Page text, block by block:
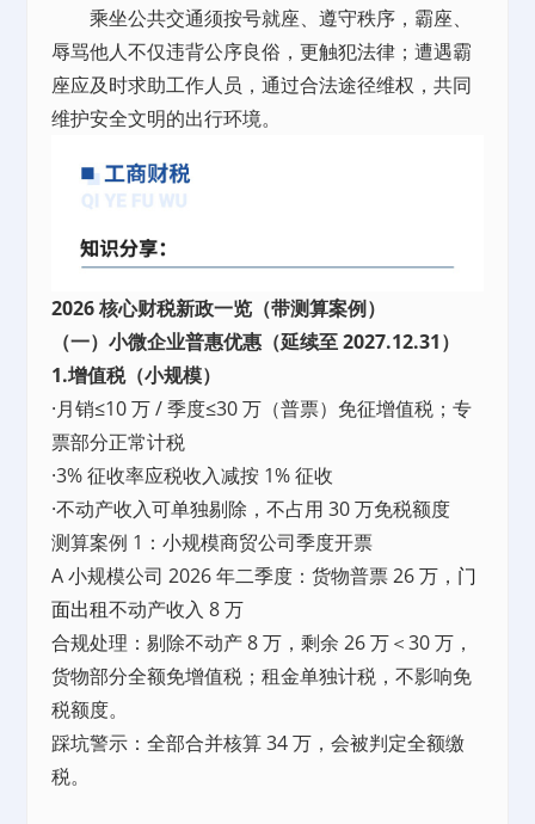
乘坐公共交通须按号就座、遵守秩序，霸座、
辱骂他人不仅违背公序良俗，更触犯法律；遭遇霸
座应及时求助工作人员，通过合法途径维权，共同
维护安全文明的出行环境。
2026 核心财税新政一览（带测算案例）
（一）小微企业普惠优惠（延续至 2027.12.31）
1.增值税（小规模）
·月销≤10 万 / 季度≤30 万（普票）免征增值税；专
票部分正常计税
·3% 征收率应税收入减按 1% 征收
·不动产收入可单独剔除，不占用 30 万免税额度
测算案例 1：小规模商贸公司季度开票
A 小规模公司 2026 年二季度：货物普票 26 万， 门
面出租不动产收入 8 万
合规处理：剔除不动产 8 万，剩余 26 万＜30 万，
货物部分全额免增值税；租金单独计税，不影响免
税额度。
踩坑警示：全部合并核算 34 万，会被判定全额缴
税。